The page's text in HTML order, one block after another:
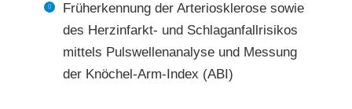
Früherkennung der Arteriosklerose sowie
des Herzinfarkt- und Schlaganfallrisikos
mittels Pulswellenanalyse und Messung
der Knöchel-Arm-Index (ABI)